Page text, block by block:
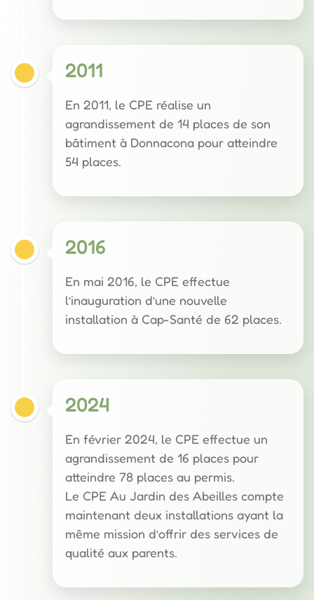
2011
En 2011, le CPE réalise un
agrandissement de 14 places de son
bâtiment à Donnacona pour atteindre
54 places.
2016
En mai 2016, le CPE effectue
l’inauguration d’une nouvelle
installation à Cap-Santé de 62 places.
2024
En février 2024, le CPE effectue un
agrandissement de 16 places pour
atteindre 78 places au permis.
Le CPE Au Jardin des Abeilles compte
maintenant deux installations ayant la
même mission d’offrir des services de
qualité aux parents.